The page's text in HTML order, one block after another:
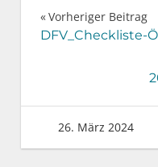
Vorheriger Beitrag
DFV_Checkliste-
26. März 2024